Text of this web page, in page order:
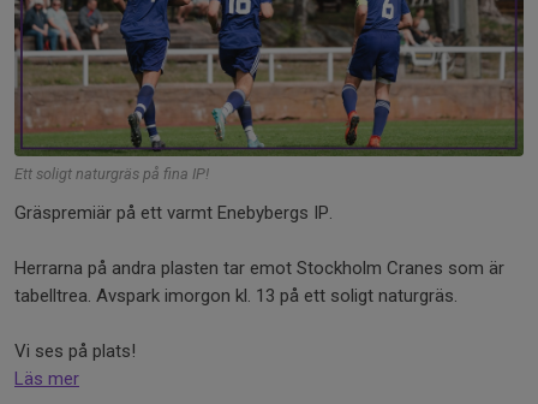
Ett soligt naturgräs på fina IP!
Gräspremiär på ett varmt Enebybergs IP.
Herrarna på andra plasten tar emot Stockholm Cranes som är
tabelltrea. Avspark imorgon kl. 13 på ett soligt naturgräs.
Vi ses på plats!
Läs mer